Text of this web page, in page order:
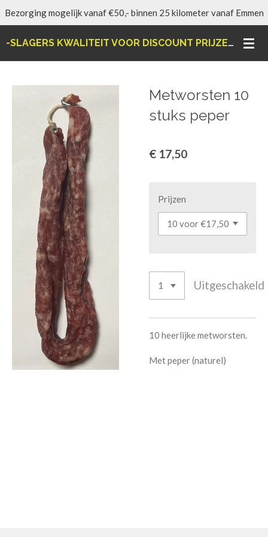
Ga
naar
de
-SLAGERS KWALITEIT VOOR DISCOUNT PRIJZEN-
Bezorging mogelijk vanaf €50,- binnen 25 kilometer vanaf Emmen
Metworsten 10
stuks peper
€ 17,50
Prijzen
Uitgeschakeld
10 heerlijke metworsten.
Met peper (naturel)